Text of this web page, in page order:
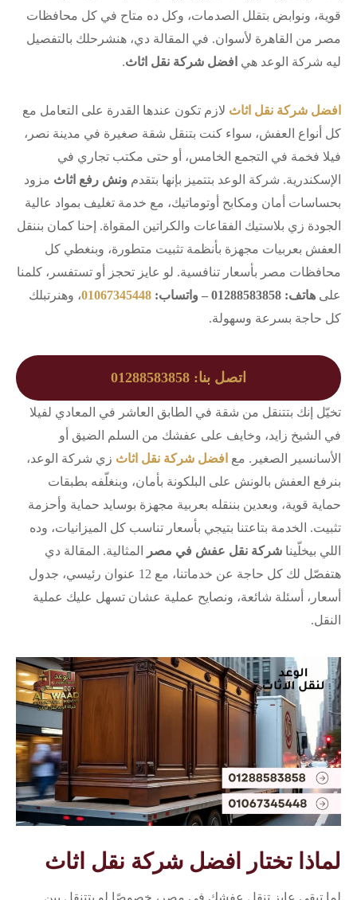
قوية، ونوابض بتقلل الصدمات، وكل ده متاح في كل محافظات
مصر من القاهرة لأسوان. في المقالة دي، هنشرحلك بالتفصيل
ليه شركة الوعد هي افضل شركة نقل اثاث.
افضل شركة نقل اثاث لازم تكون عندها القدرة على التعامل مع
كل أنواع العفش، سواء كنت بتنقل شقة صغيرة في مدينة نصر،
فيلا فخمة في التجمع الخامس، أو حتى مكتب تجاري في
الإسكندرية. شركة الوعد بتتميز بإنها بتقدم ونش رفع اثاث مزود
بحساسات أمان ومكابح أوتوماتيك، مع خدمة تغليف بمواد عالية
الجودة زي بلاستيك الفقاعات والكراتين المقواة. إحنا كمان بننقل
العفش بعربيات مجهزة بأنظمة تثبيت متطورة، وبنغطي كل
محافظات مصر بأسعار تنافسية. لو عايز تحجز أو تستفسر، كلمنا
على هاتف: 01288583858 – واتساب: 01067345448، وهنرتبلك
كل حاجة بسرعة وسهولة.
اتصل بنا: 01288583858
تخيّل إنك بتتنقل من شقة في الطابق العاشر في المعادي لفيلا
في الشيخ زايد، وخايف على عفشك من السلم الضيق أو
الأسانسير الصغير. مع افضل شركة نقل اثاث زي شركة الوعد،
بنرفع العفش بالونش على البلكونة بأمان، وبنغلّفه بطبقات
حماية قوية، وبعدين بننقله بعربية مجهزة بوسايد حماية وأحزمة
تثبيت. الخدمة بتاعتنا بتيجي بأسعار تناسب كل الميزانيات، وده
اللي بيخلّينا شركة نقل عفش في مصر
المثالية. المقالة دي
هتفصّل لك كل حاجة عن خدماتنا، مع 12 عنوان رئيسي، جدول
أسعار، أسئلة شائعة، ونصايح عملية عشان تسهل عليك عملية
النقل.
لماذا تختار افضل شركة نقل اثاث
لما تبقى عايز تنقل عفشك في مصر، خصوصًا لو بتتنقل بين